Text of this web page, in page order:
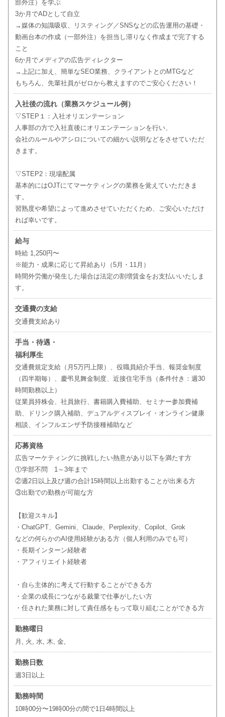
部外注）を学ぶ
3か月でADとして自立
→媒体の知識吸収、リスティング／SNSなどの広告運用の基礎・
動画台本の作成（一部外注）を担当し滞りなく作成まで完了する
こと
6か月でメディアの広告ディレクター
→上記に加え、簡単なSEO業務、クライアントとのMTGなど
もちろん、先輩社員がゼロから教えますのでご安心ください！
入社後の流れ（業務スケジュール例）
▽STEP１：入社オリエンテーション
人事部の方で入社直後にオリエンテーションを行い、
会社のルールやアシロについての細かい説明などをさせていただ
きます。
▽STEP2：現場配属
基本的にはOJTにてマーケティングの業務を覚えていただきま
す。
習熟度や希望によって進めさせていただくため、ご安心いただけ
れば幸いです。
給与
時給 1,250円〜
※能力・成果に応じて昇給あり（5月・11月）
時間外労働が発生した場合は法定の割増賃金をお支払いいたしま
す。
交通費の支給
交通費支給あり
手当・待遇・
福利厚生
交通費規定支給（月5万円上限）、役職員紹介手当、報奨金制度
（四半期毎）、慶弔見舞金制度、近接住宅手当（条件付き：週30
時間勤務以上）
従業員持株会、社員旅行、書籍購入費補助、セミナー参加費補
助、ドリンク購入補助、デュアルディスプレイ・オンライン健康
相談、インフルエンザ予防接種補助など
応募資格
広告マーケティングに挑戦したい熱意があり以下を満たす方
①学部不問 1～3年まで
②週2日以上及び週の合計15時間以上出勤することが出来る方
③出勤での勤務が可能な方
【歓迎スキル】
・ChatGPT、Gemini、Claude、Perplexity、Copilot、Grok
などの何らかのAI使用経験がある方（個人利用のみでも可）
・長期インターン経験者
・アフィリエイト経験者
・自ら主体的に考えて行動することができる方
・企業の成長につながる裁量で仕事がしたい方
・任された業務に対して責任感をもって取り組むことができる方
勤務曜日
月, 火, 水, 木, 金,
勤務日数
週3日以上
勤務時間
10時00分〜19時00分の間で1日4時間以上